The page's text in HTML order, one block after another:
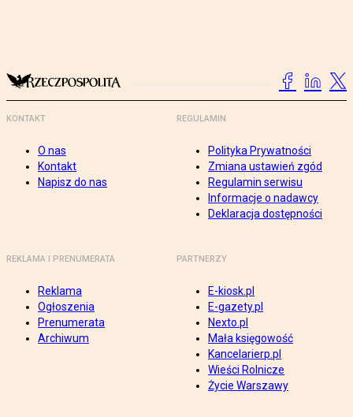
KONTAKT
O nas
Kontakt
Napisz do nas
REGULAMIN
Polityka Prywatności
Zmiana ustawień zgód
Regulamin serwisu
Informacje o nadawcy
Deklaracja dostępności
REKLAMA I PRENUMERATA
Reklama
Ogłoszenia
Prenumerata
Archiwum
PARTNERZY
E-kiosk.pl
E-gazety.pl
Nexto.pl
Mała księgowość
Kancelarierp.pl
Wieści Rolnicze
Życie Warszawy